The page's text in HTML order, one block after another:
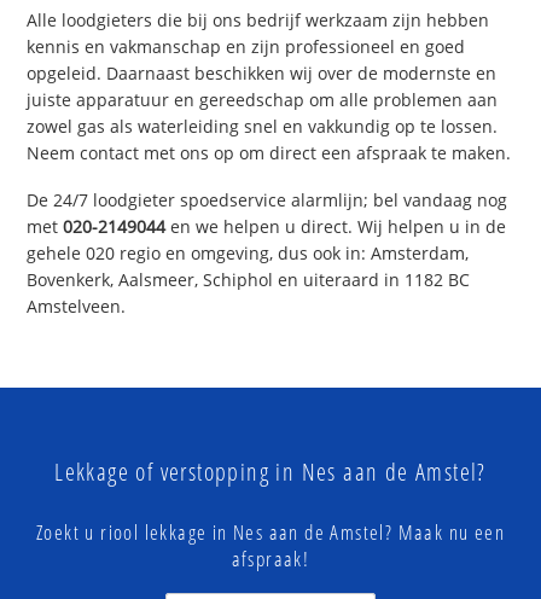
Alle loodgieters die bij ons bedrijf werkzaam zijn hebben
kennis en vakmanschap en zijn professioneel en goed
opgeleid. Daarnaast beschikken wij over de modernste en
juiste apparatuur en gereedschap om alle problemen aan
zowel gas als waterleiding snel en vakkundig op te lossen.
Neem contact met ons op om direct een afspraak te maken.
De 24/7 loodgieter spoedservice alarmlijn; bel vandaag nog
met020-2149044en we helpen u direct. Wij helpen u in de
gehele 020 regio en omgeving, dus ook in: Amsterdam,
Bovenkerk, Aalsmeer, Schiphol en uiteraard in 1182 BC
Amstelveen.
Lekkage of verstopping in Nes aan de Amstel?
Zoekt u riool lekkage in Nes aan de Amstel? Maak nu een
afspraak!